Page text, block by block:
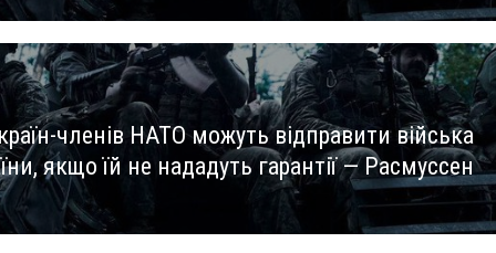
членів НАТО можуть відправити війська
якщо їй не нададуть гарантії — Расмуссен